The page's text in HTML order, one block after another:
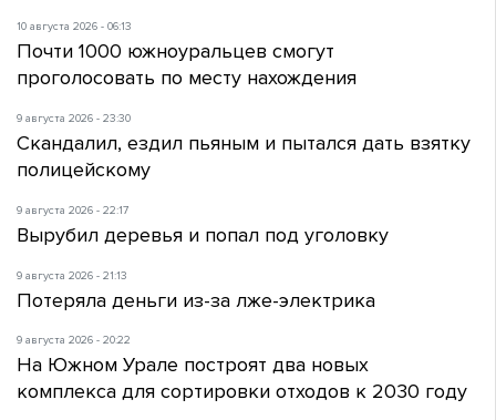
10 августа 2026 - 06:13
Почти 1000 южноуральцев смогут
проголосовать по месту нахождения
9 августа 2026 - 23:30
Скандалил, ездил пьяным и пытался дать взятку
полицейскому
9 августа 2026 - 22:17
Вырубил деревья и попал под уголовку
9 августа 2026 - 21:13
Потеряла деньги из-за лже-электрика
9 августа 2026 - 20:22
На Южном Урале построят два новых
комплекса для сортировки отходов к 2030 году